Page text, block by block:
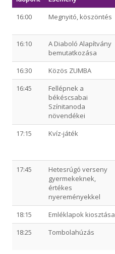
16:00
Megnyitó, köszöntés
16:10
A Diaboló Alapítvány
bemutatkozása
16:30
Közös ZUMBA
16:45
Fellépnek a
békéscsabai
Színitanoda
növendékei
17:15 Kvíz-játék
17:45
Hetesrúgó verseny
gyermekeknek,
értékes
nyereményekkel
18:15 Emléklapok kiosztása
18:25
Tombolahúzás